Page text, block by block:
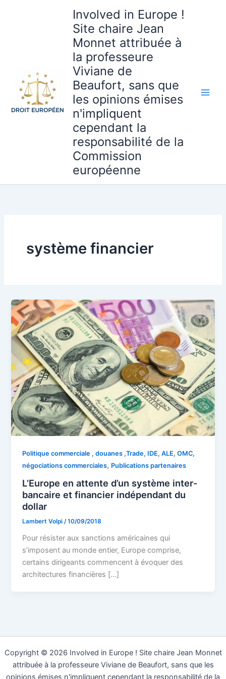
Involved in Europe !
Site chaire Jean
Monnet attribuée à
la professeure
Viviane de
Beaufort, sans que
les opinions émises
n'impliquent
cependant la
responsabilité de la
Commission
européenne
système financier
Politique commerciale , douanes ,Trade, IDE, ALE, OMC,
négociations commerciales, Publications partenaires
L’Europe en attente d’un système inter-
bancaire et financier indépendant du
dollar
Lambert Volpi/10/09/2018
Pour résister aux sanctions américaines qui
s’imposent au monde entier, Europe comprise,
certains dirigeants commencent à évoquer des
architectures financières […]
Copyright © 2026 Involved in Europe ! Site chaire Jean Monnet
attribuée à la professeure Viviane de Beaufort, sans que les
opinions émises n'impliquent cependant la responsabilité de la